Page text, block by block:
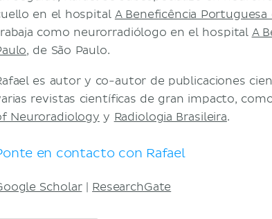
en el hospital A Beneficência Portuguesa
como neurorradiólogo en el hospital A
, de São Paulo.
es autor y co-autor de publicaciones
revistas científicas de gran impacto,
Neuroradiology y Radiologia Brasileira.
en contacto con Rafael
Scholar| ResearchGate